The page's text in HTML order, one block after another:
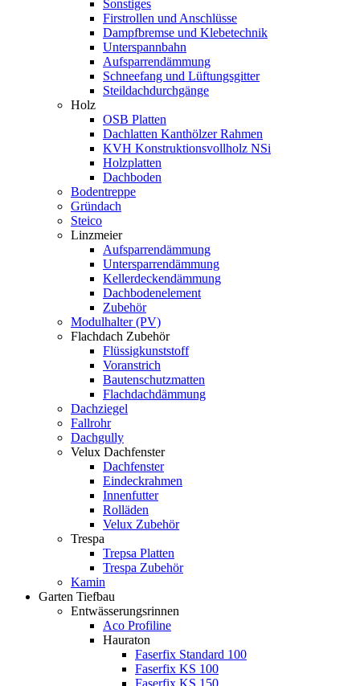
Sonstiges
Firstrollen und Anschlüsse
Dampfbremse und Klebetechnik
Unterspannbahn
Aufsparrendämmung
Schneefang und Lüftungsgitter
Steildachdurchgänge
Holz
OSB Platten
Dachlatten Kanthölzer Rahmen
KVH Konstruktionsvollholz NSi
Holzplatten
Dachboden
Bodentreppe
Gründach
Steico
Linzmeier
Aufsparrendämmung
Untersparrendämmung
Kellerdeckendämmung
Dachbodenelement
Zubehör
Modulhalter (PV)
Flachdach Zubehör
Flüssigkunststoff
Voranstrich
Bautenschutzmatten
Flachdachdämmung
Dachziegel
Fallrohr
Dachgully
Velux Dachfenster
Dachfenster
Eindeckrahmen
Innenfutter
Rolläden
Velux Zubehör
Trespa
Trepsa Platten
Trespa Zubehör
Kamin
Garten Tiefbau
Entwässerungsrinnen
Aco Profiline
Hauraton
Faserfix Standard 100
Faserfix KS 100
Faserfix KS 150